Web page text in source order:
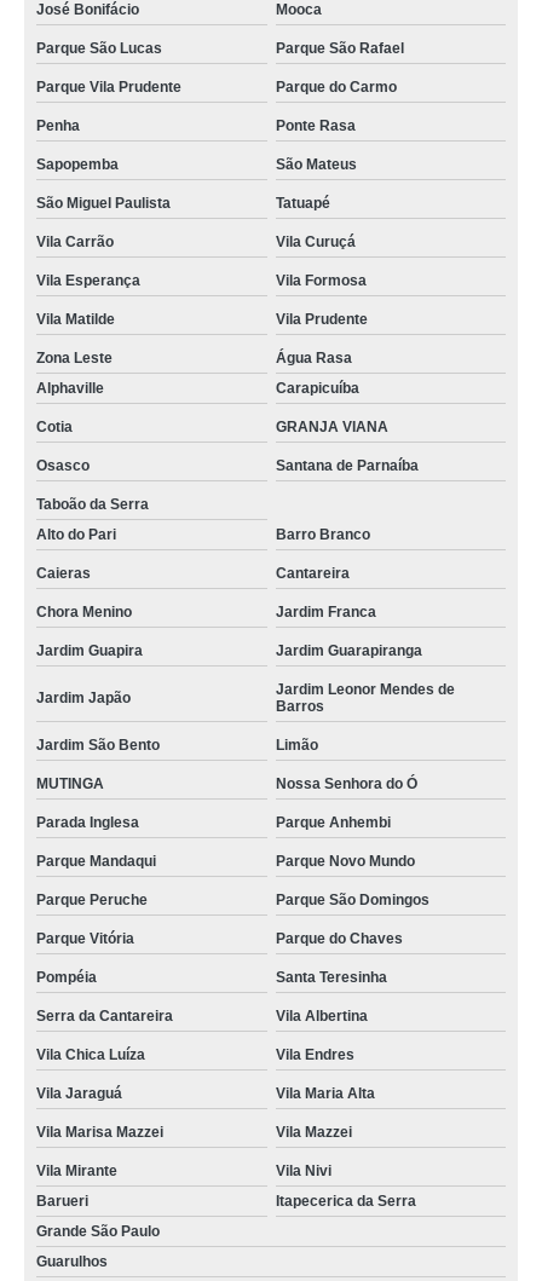
José Bonifácio Mooca
Parque São Lucas Parque São Rafael
Parque Vila Prudente Parque do Carmo
Penha Ponte Rasa
Sapopemba São Mateus
São Miguel Paulista Tatuapé
Vila Carrão Vila Curuçá
Vila Esperança Vila Formosa
Vila Matilde Vila Prudente
Zona Leste
Água Rasa
Alphaville
Carapicuíba
Cotia GRANJA VIANA
Osasco Santana de Parnaíba
Taboão da Serra
Alto do Pari
Barro Branco
Caieras Cantareira
Chora Menino Jardim Franca
Jardim Guapira Jardim Guarapiranga
Jardim Japão
Jardim Leonor Mendes de
Barros
Jardim São Bento Limão
MUTINGA Nossa Senhora do Ó
Parada Inglesa Parque Anhembi
Parque Mandaqui Parque Novo Mundo
Parque Peruche Parque São Domingos
Parque Vitória Parque do Chaves
Pompéia Santa Teresinha
Serra da Cantareira Vila Albertina
Vila Chica Luíza Vila Endres
Vila Jaraguá Vila Maria Alta
Vila Marisa Mazzei Vila Mazzei
Vila Mirante
Vila Nivi
Barueri
Itapecerica da Serra
Grande São Paulo
Guarulhos